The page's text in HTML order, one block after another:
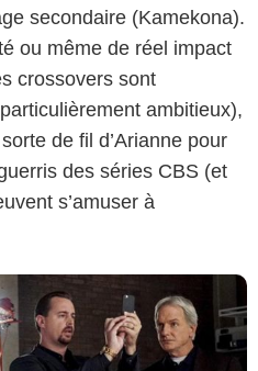
secondaire (Kamekona).
ou même de réel impact
crossovers sont
ambitieux),
de fil d’Arianne pour
des séries CBS (et
s’amuser à